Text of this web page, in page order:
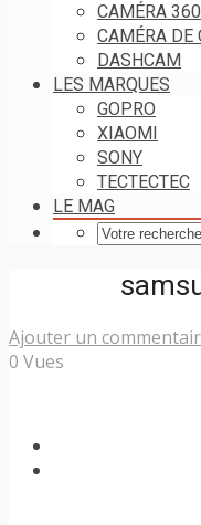
CAMÉRA 360
CAMÉRA DE
DASHCAM
LES MARQUES
GOPRO
XIAOMI
SONY
TECTECTEC
LE MAG
Ajouter un
0 Vues